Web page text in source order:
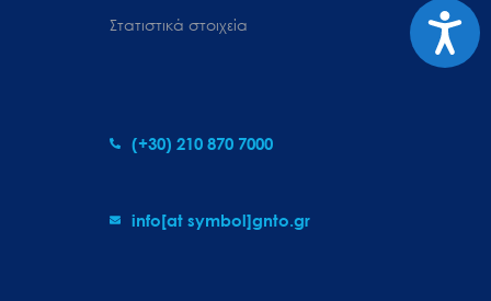
Στατιστικά στοιχεία
(+30) 210 870 7000
info[at symbol]gnto.gr